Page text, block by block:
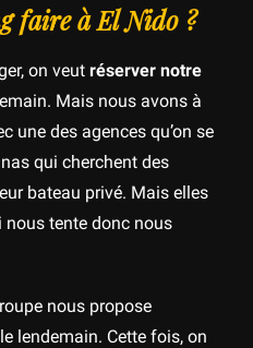
faire à El Nido ?
on veut réserver notre
Mais nous avons à
une des agences qu’on se
qui cherchent des
bateau privé. Mais elles
tente donc nous
nous propose
le lendemain. Cette fois, on